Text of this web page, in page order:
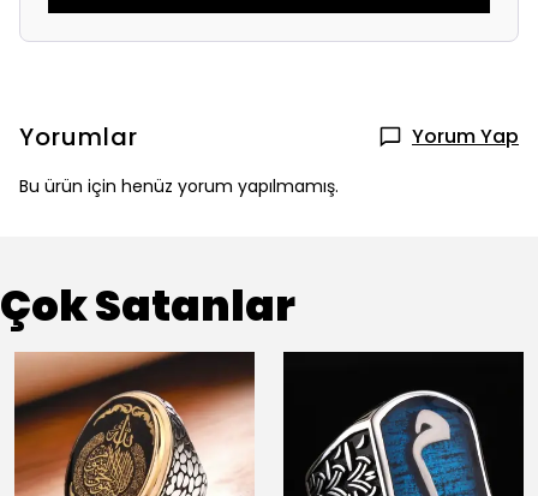
Yorumlar Yorum Yap
Bu ürün için henüz yorum yapılmamış.
Çok Satanlar